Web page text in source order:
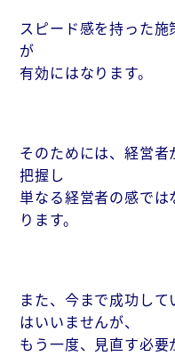
スピード感を持った
が
有効にはなります。
そのためには、経営
把握し
単なる経営者の感で
ります。
また、今まで成功し
はいいませんが、
もう一度、見直す必要